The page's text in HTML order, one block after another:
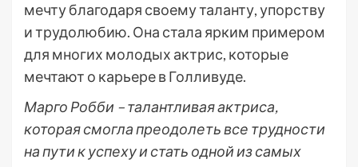
мечту благодаря своему таланту, упорству
и трудолюбию. Она стала ярким примером
для многих молодых актрис, которые
мечтают о карьере в Голливуде.
Марго Робби – талантливая актриса,
которая смогла преодолеть все трудности
на пути к успеху и стать одной из самых